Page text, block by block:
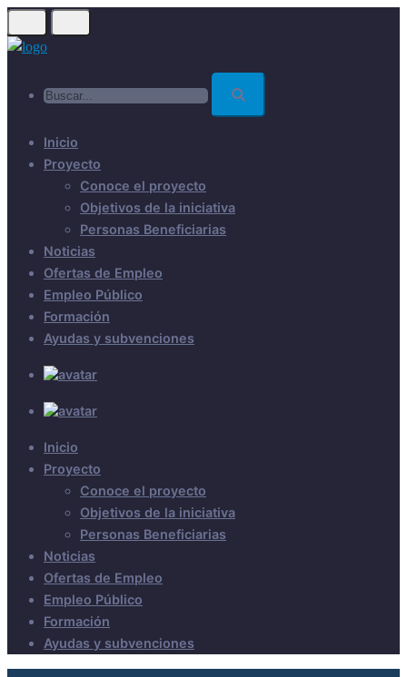
Skip
to
Inicio
Proyecto
Conoce el proyecto
Objetivos de la iniciativa
Personas Beneficiarias
Noticias
Ofertas de Empleo
Empleo Público
Formación
Ayudas y subvenciones
Inicio
Proyecto
Conoce el proyecto
Objetivos de la iniciativa
Personas Beneficiarias
Noticias
Ofertas de Empleo
Empleo Público
Formación
Ayudas y subvenciones